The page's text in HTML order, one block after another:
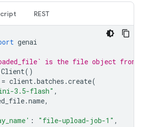
REST
genai
is the file object from
Client()
= client.batches .create(
3.5-flash" ,
.name,
: "file-upload-job-1" ,